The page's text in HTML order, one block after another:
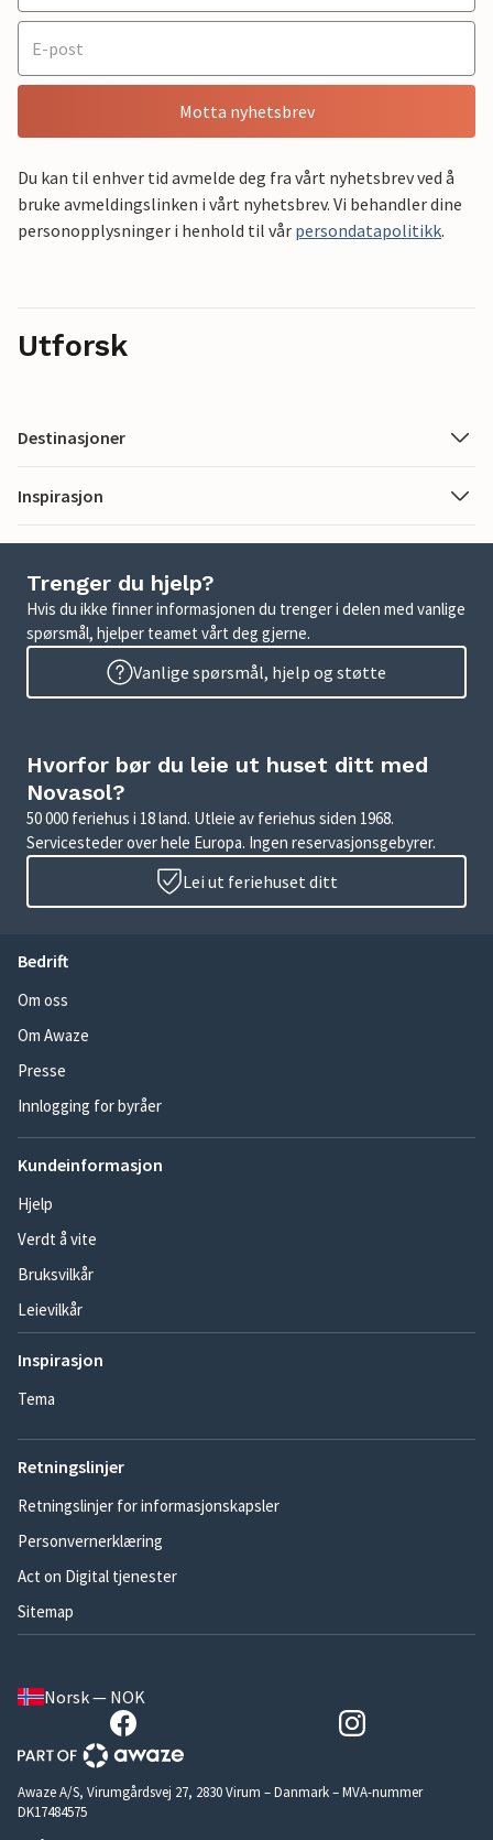
Motta nyhetsbrev
Du kan til enhver tid avmelde deg fra vårt nyhetsbrev ved å
bruke avmeldingslinken i vårt nyhetsbrev. Vi behandler dine
personopplysninger i henhold til vår persondatapolitikk.
Utforsk
Destinasjoner
Inspirasjon
Trenger du hjelp?
Hvis du ikke finner informasjonen du trenger i delen med vanlige
spørsmål, hjelper teamet vårt deg gjerne.
Vanlige spørsmål, hjelp og støtte
Hvorfor bør du leie ut huset ditt med
Novasol?
50 000 feriehus i 18 land. Utleie av feriehus siden 1968.
Servicesteder over hele Europa. Ingen reservasjonsgebyrer.
Lei ut feriehuset ditt
Bedrift
Om oss
Om Awaze
Presse
Innlogging for byråer
Kundeinformasjon
Hjelp
Verdt å vite
Bruksvilkår
Leievilkår
Inspirasjon
Tema
Retningslinjer
Retningslinjer for informasjonskapsler
Personvernerklæring
Act on Digital tjenester
Sitemap
Norsk — NOK
Awaze A/S, Virumgårdsvej 27, 2830 Virum – Danmark – MVA-nummer
DK17484575